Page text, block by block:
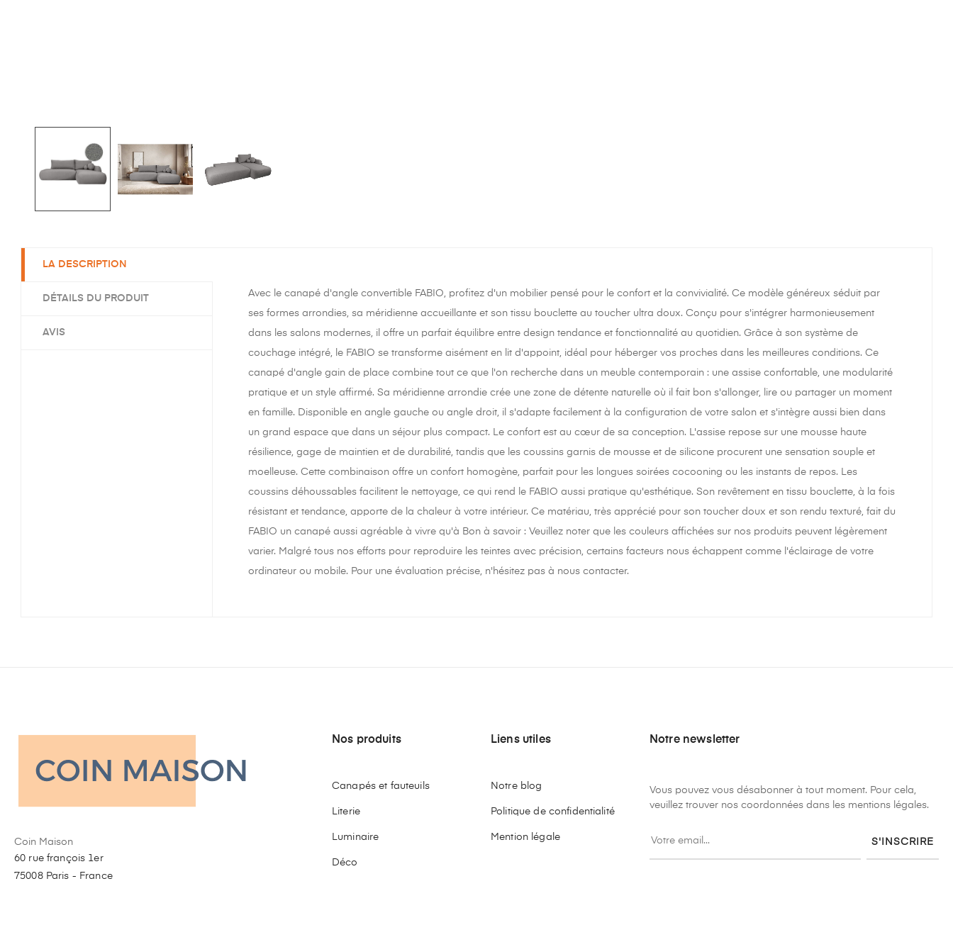
LA DESCRIPTION
DÉTAILS DU PRODUIT
AVIS
Avec le canapé d'angle convertible FABIO, profitez d'un mobilier pensé pour le confort et la convivialité. Ce modèle généreux séduit par
ses formes arrondies, sa méridienne accueillante et son tissu bouclette au toucher ultra doux. Conçu pour s'intégrer harmonieusement
dans les salons modernes, il offre un parfait équilibre entre design tendance et fonctionnalité au quotidien. Grâce à son système de
couchage intégré, le FABIO se transforme aisément en lit d'appoint, idéal pour héberger vos proches dans les meilleures conditions. Ce
canapé d'angle gain de place combine tout ce que l'on recherche dans un meuble contemporain : une assise confortable, une modularité
pratique et un style affirmé. Sa méridienne arrondie crée une zone de détente naturelle où il fait bon s'allonger, lire ou partager un moment
en famille. Disponible en angle gauche ou angle droit, il s'adapte facilement à la configuration de votre salon et s'intègre aussi bien dans
un grand espace que dans un séjour plus compact. Le confort est au cœur de sa conception. L'assise repose sur une mousse haute
résilience, gage de maintien et de durabilité, tandis que les coussins garnis de mousse et de silicone procurent une sensation souple et
moelleuse. Cette combinaison offre un confort homogène, parfait pour les longues soirées cocooning ou les instants de repos. Les
coussins déhoussables facilitent le nettoyage, ce qui rend le FABIO aussi pratique qu'esthétique. Son revêtement en tissu bouclette, à la fois
résistant et tendance, apporte de la chaleur à votre intérieur. Ce matériau, très apprécié pour son toucher doux et son rendu texturé, fait du
FABIO un canapé aussi agréable à vivre qu'à Bon à savoir : Veuillez noter que les couleurs affichées sur nos produits peuvent légèrement
varier. Malgré tous nos efforts pour reproduire les teintes avec précision, certains facteurs nous échappent comme l'éclairage de votre
ordinateur ou mobile. Pour une évaluation précise, n'hésitez pas à nous contacter.
Coin Maison
60 rue françois 1er
75008 Paris - France
Nos produits
Canapés et fauteuils
Literie
Luminaire
Déco
Liens utiles
Notre blog
Politique de confidentialité
Mention légale
Notre newsletter
Vous pouvez vous désabonner à tout moment. Pour cela,
veuillez trouver nos coordonnées dans les mentions légales.
S'INSCRIRE